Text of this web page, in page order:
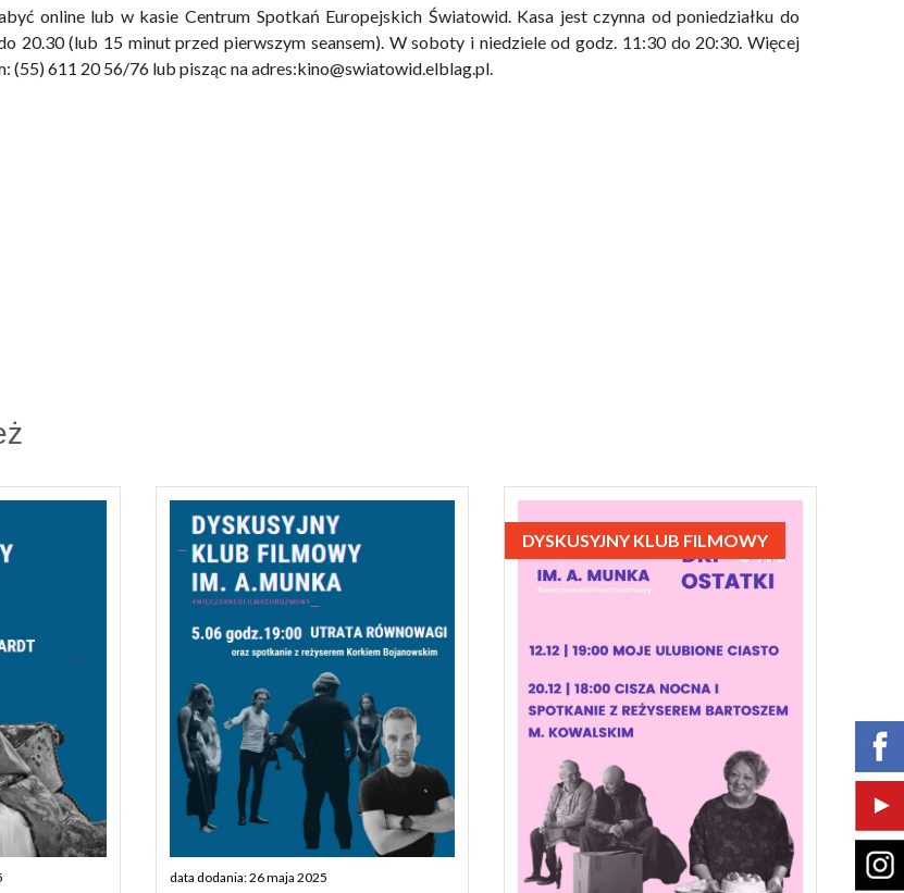
online lub w kasie Centrum Spotkań Europejskich Światowid. Kasa jest czynna od poniedziałku do
20.30 (lub 15 minut przed pierwszym seansem). W soboty i niedziele od godz. 11:30 do 20:30. Więcej
(55) 611 20 56/76 lub pisząc na adres:kino@swiatowid.elblag.pl.
data dodania: 26 maja 2025
DYSKUSYJNY KLUB FILMOWY